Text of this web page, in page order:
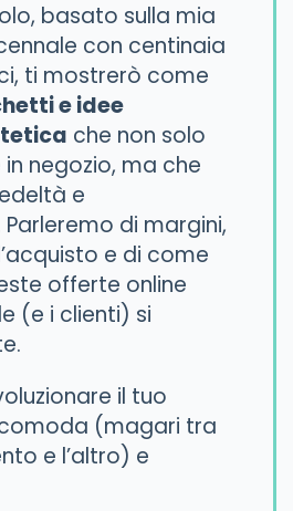
basato sulla mia
con centinaia
ti mostrerò come
e idee
che non solo
negozio, ma che
e
di margini,
e di come
offerte online
(e i clienti) si
il tuo
(magari tra
e l’altro) e